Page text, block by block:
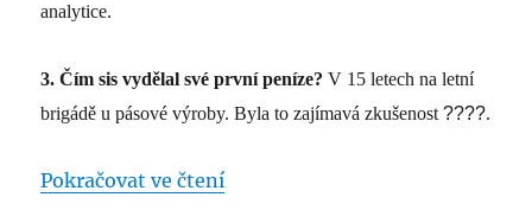
analytice.
3.Čím sis vydělal své první peníze? V 15 letech na letní
brigádě u pásové výroby. Byla to zajímavá zkušenost????.
Pokračovat ve čtení„#PředstavujemeŘečníky –